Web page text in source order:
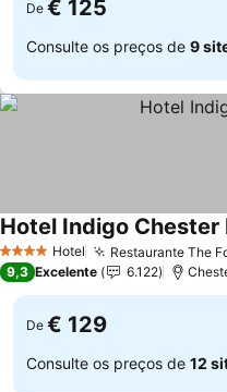
De € 125
Consulte os preços de 9
4 EstrelasHotel Restaurante The
Hotel Indigo Chester
9,3 Excelente 6.122
De € 129
Consulte os preços de 12